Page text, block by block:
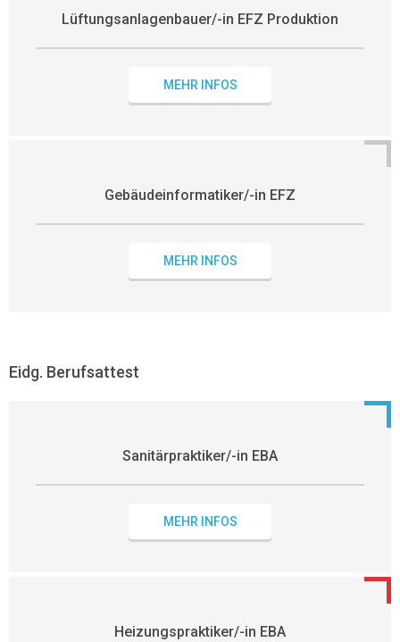
Lüftungsanlagenbauer/-in EFZ Produktion
MEHR INFOS
Gebäudeinformatiker/-in EFZ
MEHR INFOS
Eidg. Berufsattest
Sanitärpraktiker/-in EBA
MEHR INFOS
Heizungspraktiker/-in EBA